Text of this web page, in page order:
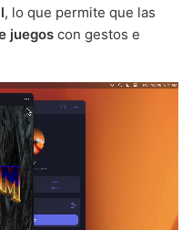
, lo que permite que las
juegos con gestos e